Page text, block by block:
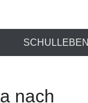
SCHULLEBEN
nach